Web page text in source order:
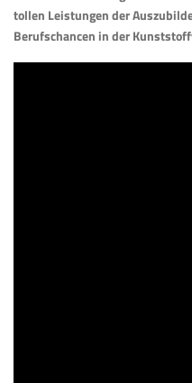
tollen Leistungen der
Berufschancen in der